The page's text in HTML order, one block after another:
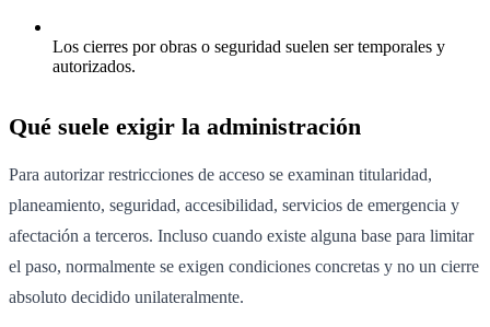
Los cierres por obras o seguridad suelen ser temporales y
autorizados.
Qué suele exigir la administración
Para autorizar restricciones de acceso se examinan titularidad,
planeamiento, seguridad, accesibilidad, servicios de emergencia y
afectación a terceros. Incluso cuando existe alguna base para limitar
el paso, normalmente se exigen condiciones concretas y no un cierre
absoluto decidido unilateralmente.